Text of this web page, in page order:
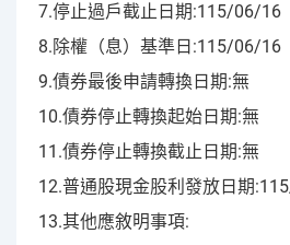
7.停止過戶截止日期:115/06/16
8.除權（息）基準日:115/06/16
9.債券最後申請轉換日期:無
10.債券停止轉換起始日期:無
11.債券停止轉換截止日期:無
12.普通股現金股利發放日期
13.其他應敘明事項: